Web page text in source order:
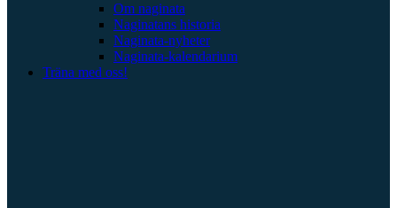
Om naginata
Naginatans historia
Naginata-nyheter
Naginata-kalendarium
Träna med oss!